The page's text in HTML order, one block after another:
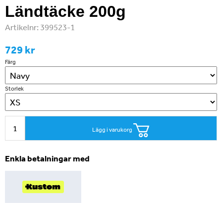
Ländtäcke 200g
Artikelnr: 399523-1
729 kr
Färg
Storlek
Lägg i varukorg
Enkla betalningar med